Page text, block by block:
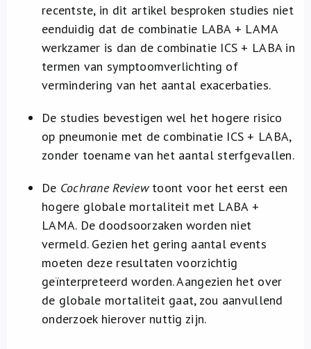
recentste, in dit artikel besproken studies niet
eenduidig dat de combinatie LABA + LAMA
werkzamer is dan de combinatie ICS + LABA in
termen van symptoomverlichting of
vermindering van het aantal exacerbaties.
De studies bevestigen wel het hogere risico
op pneumonie met de combinatie ICS + LABA,
zonder toename van het aantal sterfgevallen.
De Cochrane Reviewtoont voor het eerst een
hogere globale mortaliteit met LABA +
LAMA. De doodsoorzaken worden niet
vermeld. Gezien het gering aantal events
moeten deze resultaten voorzichtig
geïnterpreteerd worden. Aangezien het over
de globale mortaliteit gaat, zou aanvullend
onderzoek hierover nuttig zijn.